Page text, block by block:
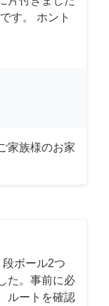
す。 ホント
家族様のお家
ボール2つ
た。事前に必
ルートを確認